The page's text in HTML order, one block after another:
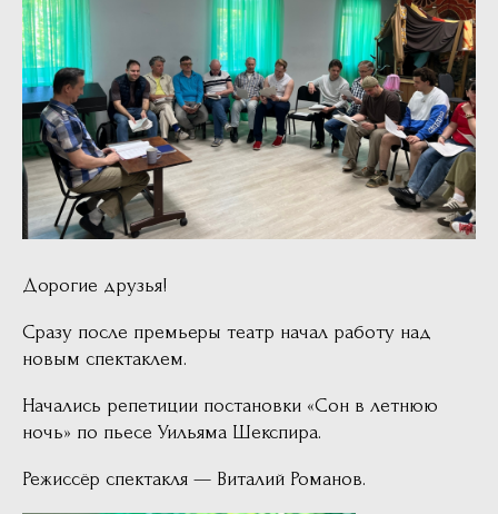
Дорогие друзья!
Сразу после премьеры театр начал работу над
новым спектаклем.
Начались репетиции постановки «Сон в летнюю
ночь» по пьесе Уильяма Шекспира.
Режиссёр спектакля — Виталий Романов.